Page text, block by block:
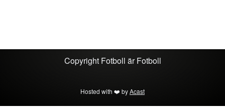
Copyright Fotboll är Fotboll
Hosted with ❤️ byAcast